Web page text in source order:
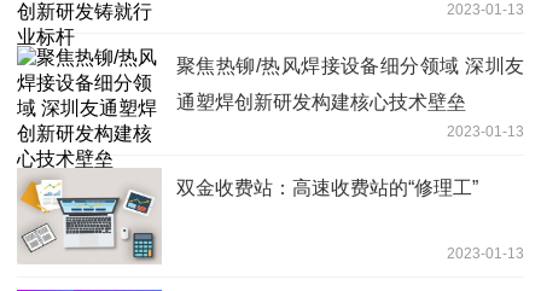
2023-01-13
聚焦热铆/热风焊接设备细分领域 深圳友
通塑焊创新研发构建核心技术壁垒
2023-01-13
双金收费站：高速收费站的“修理工”
2023-01-13